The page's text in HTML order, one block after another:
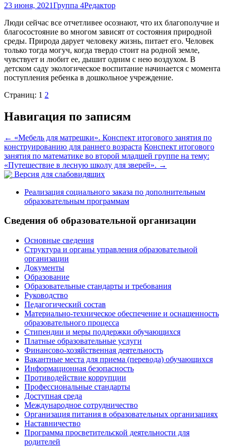
23 июня, 2021Группа 4Редактор
Люди сейчас все отчетливее осознают, что их благополучие и
благосостояние во многом зависят от состояния природной
среды. Природа дарует человеку жизнь, питает его. Человек
только тогда могуч, когда твердо стоит на родной земле,
чувствует и любит ее, дышит одним с нею воздухом. В
детском саду экологическое воспитание начинается с момента
поступления ребенка в дошкольное учреждение.
Страниц: 1 2
Навигация по записям
← «Мебель для матрешки». Конспект итогового занятия по
конструированию для раннего возраста Конспект итогового
занятия по математике во второй младшей группе на тему:
«Путешествие в лесную школу для зверей». →
Версия для слабовидящих
Реализация социального заказа по дополнительным
образовательным программам
Сведения об образовательной организации
Основные сведения
Структура и органы управления образовательной
организации
Документы
Образование
Образовательные стандарты и требования
Руководство
Педагогический состав
Материально-техническое обеспечение и оснащенность
образовательного процесса
Стипендии и меры поддержки обучающихся
Платные образовательные услуги
Финансово-хозяйственная деятельность
Вакантные места для приема (перевода) обучающихся
Информационная безопасность
Противодействие коррупции
Профессиональные стандарты
Доступная среда
Международное сотрудничество
Организация питания в образовательных организациях
Наставничество
Программа просветительской деятельности для
родителей